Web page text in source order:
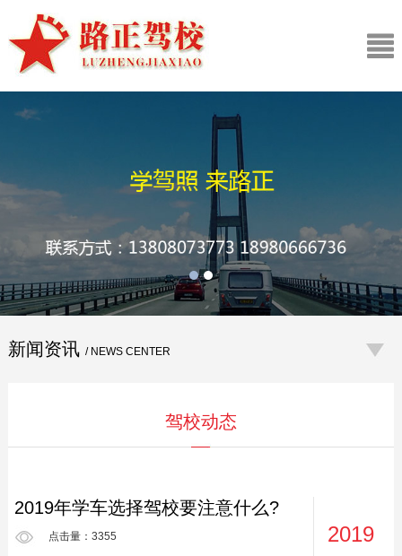
新闻资讯 / NEWS CENTER
驾校动态
2019年学车选择驾校要注意什么?
点击量：3355 2019